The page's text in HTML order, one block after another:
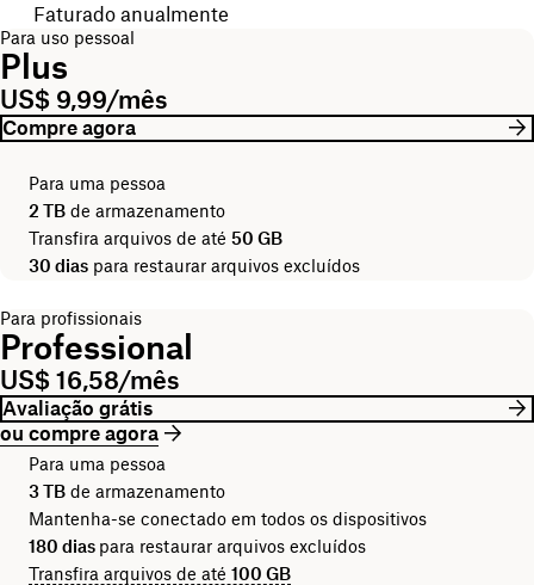
Faturado anualmente
Para uso pessoal
Plus
US$ 9,99/mês
Compre agora
Para uma pessoa
2 TB de armazenamento
Transfira arquivos de até 50 GB
30 dias para restaurar arquivos excluídos
Para profissionais
Professional
US$ 16,58/mês
Avaliação grátis
ou compre agora
Para uma pessoa
3 TB de armazenamento
Mantenha-se conectado em todos os dispositivos
180 dias para restaurar arquivos excluídos
Transfira arquivos de até 100 GB